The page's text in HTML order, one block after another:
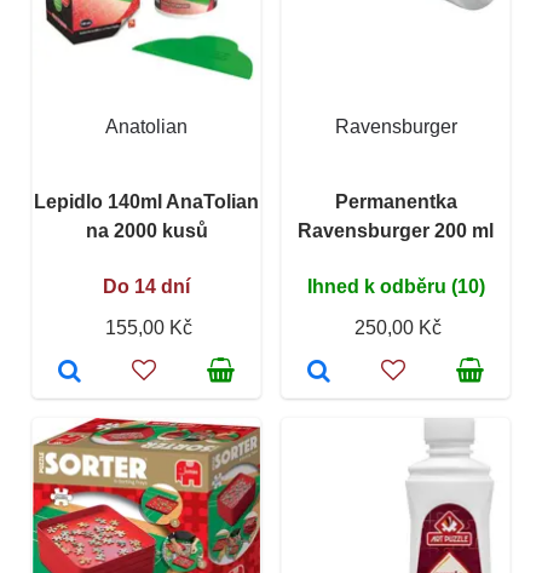
Anatolian
Lepidlo 140ml AnaTolian
na 2000 kusů
Do 14 dní
155,00 Kč
Ravensburger
Permanentka
Ravensburger 200 ml
Ihned k odběru (10)
250,00 Kč